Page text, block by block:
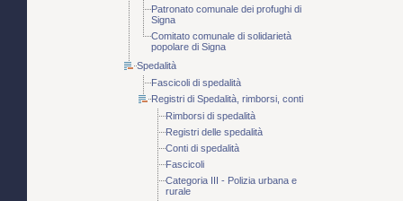
Patronato comunale dei profughi di
Signa
Comitato comunale di solidarietà
popolare di Signa
Spedalità
Fascicoli di spedalità
Registri di Spedalità, rimborsi, conti
Rimborsi di spedalità
Registri delle spedalità
Conti di spedalità
Fascicoli
Categoria III - Polizia urbana e
rurale